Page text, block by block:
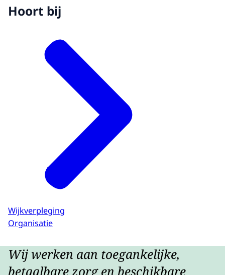
Hoort bij
Wijkverpleging
Organisatie
Wij werken aan toegankelijke,
betaalbare zorg en beschikbare